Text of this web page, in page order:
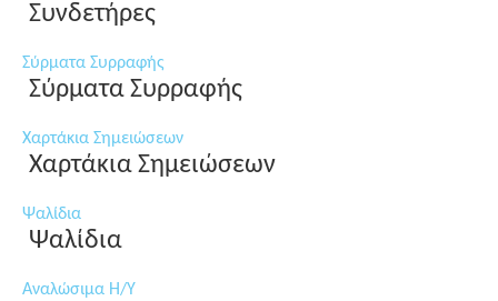
Συνδετήρες
Σύρματα Συρραφής
Σύρματα Συρραφής
Χαρτάκια Σημειώσεων
Χαρτάκια Σημειώσεων
Ψαλίδια
Ψαλίδια
Αναλώσιμα Η/Υ